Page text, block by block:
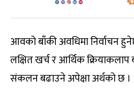
आवको बाँकी अवधिमा निर्वाचन
लक्षित खर्च र आर्थिक
संकलन बढाउने अपेक्षा अर्थको छ ।